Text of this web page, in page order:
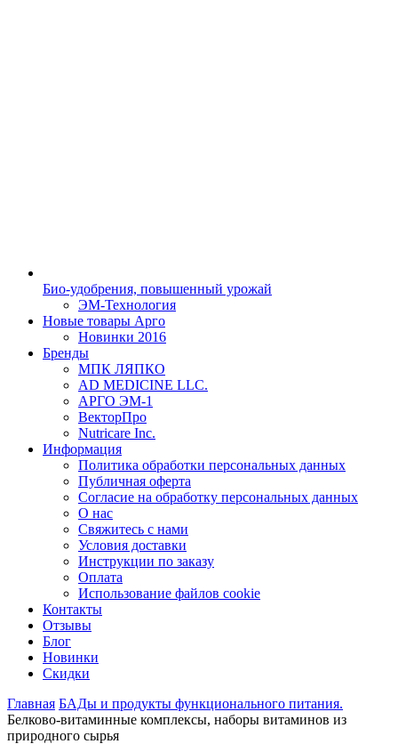
Био-удобрения, повышенный урожай
ЭМ-Технология
Новые товары Арго
Новинки 2016
Бренды
МПК ЛЯПКО
AD MEDICINE LLC.
АРГО ЭМ-1
ВекторПро
Nutricare Inc.
Информация
Политика обработки персональных данных
Публичная оферта
Согласие на обработку персональных данных
О нас
Свяжитесь с нами
Условия доставки
Инструкции по заказу
Оплата
Использование файлов cookie
Контакты
Отзывы
Блог
Новинки
Скидки
Главная БАДы и продукты функционального питания.
Белково-витаминные комплексы, наборы витаминов из
природного сырья